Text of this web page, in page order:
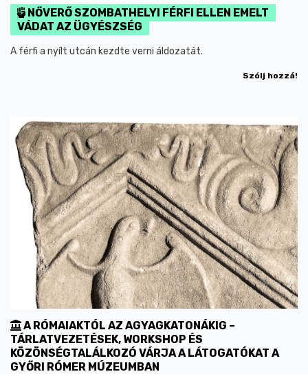
NŐVERŐ SZOMBATHELYI FÉRFI ELLEN EMELT
VÁDAT AZ ÜGYÉSZSÉG
A férfi a nyílt utcán kezdte verni áldozatát.
Szólj hozzá!
A RÓMAIAKTÓL AZ AGYAGKATONÁKIG –
TÁRLATVEZETÉSEK, WORKSHOP ÉS
KÖZÖNSÉGTALÁLKOZÓ VÁRJA A LÁTOGATÓKAT A
GYŐRI RÓMER MÚZEUMBAN